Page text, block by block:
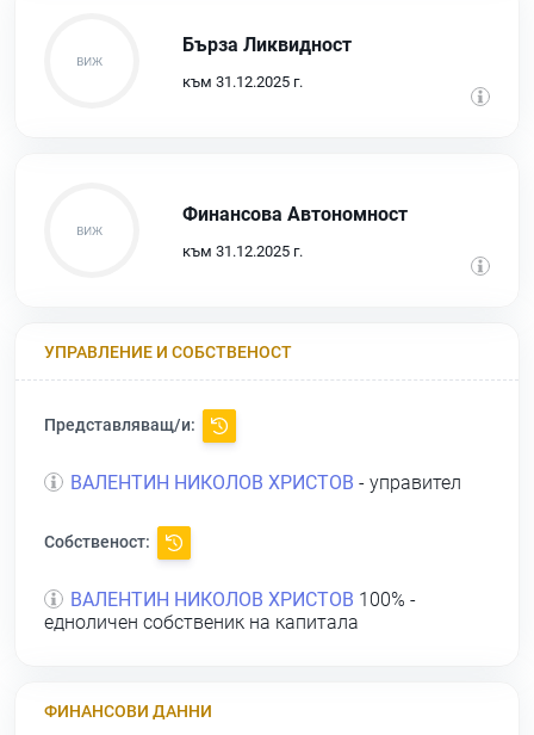
Бърза Ликвидност
към 31.12.2025 г.
Финансова Автономност
към 31.12.2025 г.
УПРАВЛЕНИЕ И СОБСТВЕНОСТ
Представляващ/и:
ВАЛЕНТИН НИКОЛОВ ХРИСТОВ - управител
Собственост:
ВАЛЕНТИН НИКОЛОВ ХРИСТОВ 100% -
едноличен собственик на капитала
ФИНАНСОВИ ДАННИ